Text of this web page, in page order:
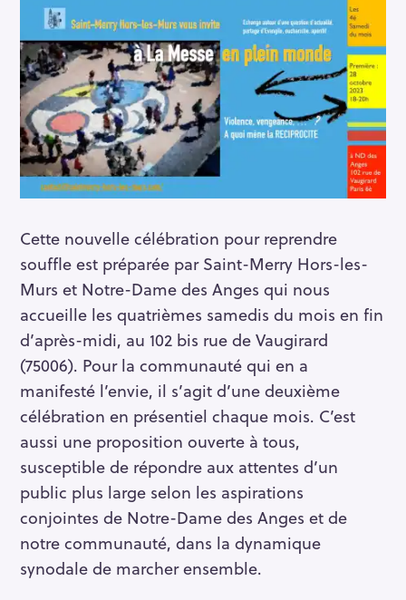
Cette nouvelle célébration pour reprendre
souffle est préparée par Saint-Merry Hors-les-
Murs et Notre-Dame des Anges qui nous
accueille les quatrièmes samedis du mois en fin
d’après-midi, au 102 bis rue de Vaugirard
(75006). Pour la communauté qui en a
manifesté l’envie, il s’agit d’une deuxième
célébration en présentiel chaque mois. C’est
aussi une proposition ouverte à tous,
susceptible de répondre aux attentes d’un
public plus large selon les aspirations
conjointes de Notre-Dame des Anges et de
notre communauté, dans la dynamique
synodale de marcher ensemble.